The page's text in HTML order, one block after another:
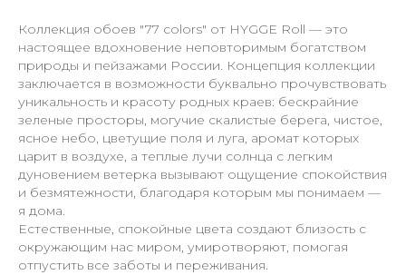
Коллекция обоев "77 colors" от HYGGE Roll — это
настоящее вдохновение неповторимым богатством
природы и пейзажами России. Концепция коллекции
заключается в возможности буквально прочувствовать
уникальность и красоту родных краев: бескрайние
зеленые просторы, могучие скалистые берега, чистое,
ясное небо, цветущие поля и луга, аромат которых
царит в воздухе, а теплые лучи солнца с легким
дуновением ветерка вызывают ощущение спокойствия
и безмятежности, благодаря которым мы понимаем —
я дома.
Естественные, спокойные цвета создают близость с
окружающим нас миром, умиротворяют, помогая
отпустить все заботы и переживания.